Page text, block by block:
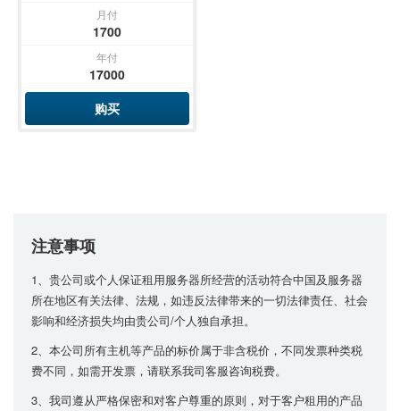
月付
1700
年付
17000
购买
注意事项
1、贵公司或个人保证租用服务器所经营的活动符合中国及服务器
所在地区有关法律、法规，如违反法律带来的一切法律责任、社会
影响和经济损失均由贵公司/个人独自承担。
2、本公司所有主机等产品的标价属于非含税价，不同发票种类税
费不同，如需开发票，请联系我司客服咨询税费。
3、我司遵从严格保密和对客户尊重的原则，对于客户租用的产品